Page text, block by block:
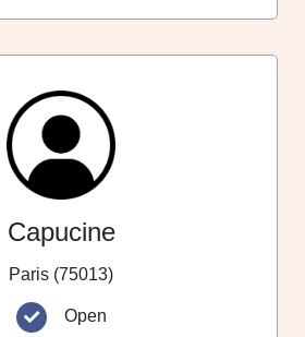
Capucine
Paris (75013)
Open